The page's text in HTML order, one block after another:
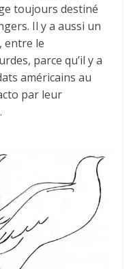
toujours destiné
Il y a aussi un
entre le
parce qu’il y a
américains au
par leur